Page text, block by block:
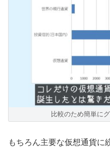
比較のため簡単に
もちろん主要な仮想通貨に